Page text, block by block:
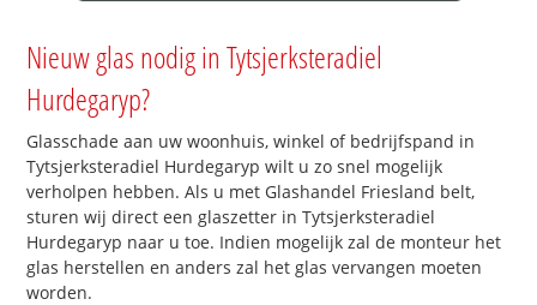
Nieuw glas nodig in Tytsjerksteradiel
Hurdegaryp?
Glasschade aan uw woonhuis, winkel of bedrijfspand in
Tytsjerksteradiel Hurdegaryp wilt u zo snel mogelijk
verholpen hebben. Als u met Glashandel Friesland belt,
sturen wij direct een glaszetter in Tytsjerksteradiel
Hurdegaryp naar u toe. Indien mogelijk zal de monteur het
glas herstellen en anders zal het glas vervangen moeten
worden.